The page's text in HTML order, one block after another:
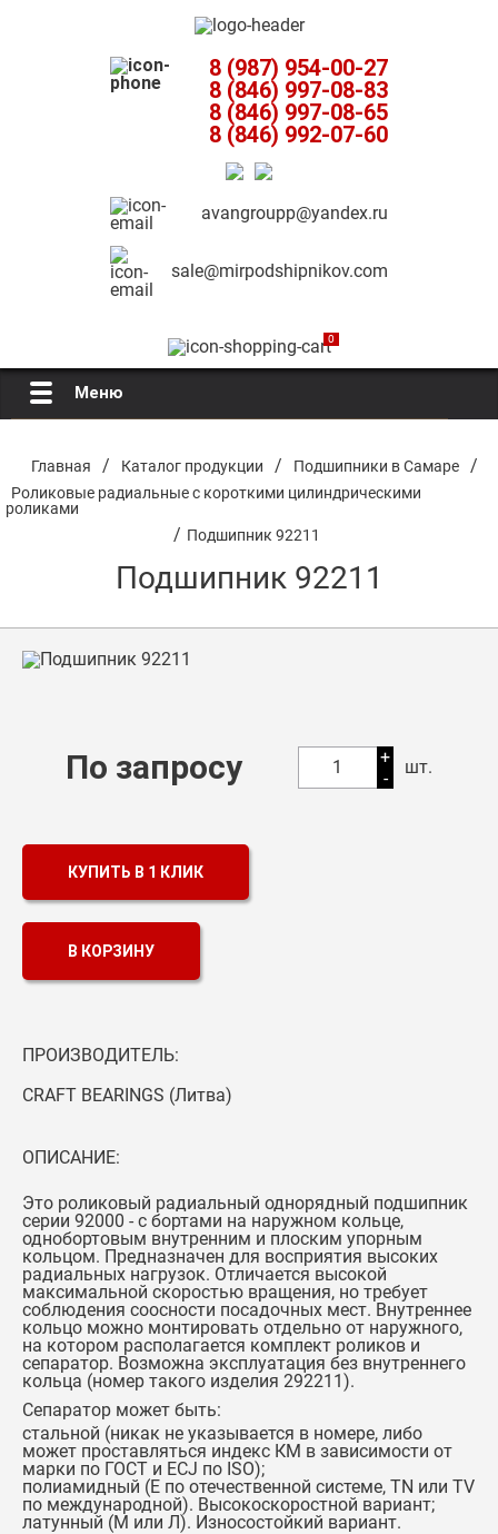
8 (987) 954-00-27
8 (846) 997-08-83
8 (846) 997-08-65
8 (846) 992-07-60
avangroupp@yandex.ru
sale@mirpodshipnikov.com
0
Меню
О компании
Каталог продукции
Подшипники в Самаре
Смазка
Контакты
Главная / Каталог продукции / Подшипники в Самаре /
Роликовые радиальные с короткими цилиндрическими
роликами
/ Подшипник 92211
Подшипник 92211
По запросу 1
+
-
шт.
КУПИТЬ В 1 КЛИК
В КОРЗИНУ
ПРОИЗВОДИТЕЛЬ:
CRAFT BEARINGS (Литва)
ОПИСАНИЕ:
Это роликовый радиальный однорядный подшипник
серии 92000 - с бортами на наружном кольце,
однобортовым внутренним и плоским упорным
кольцом. Предназначен для восприятия высоких
радиальных нагрузок. Отличается высокой
максимальной скоростью вращения, но требует
соблюдения соосности посадочных мест. Внутреннее
кольцо можно монтировать отдельно от наружного,
на котором располагается комплект роликов и
сепаратор. Возможна эксплуатация без внутреннего
кольца (номер такого изделия 292211).
Сепаратор может быть:
стальной (никак не указывается в номере, либо
может проставляться индекс КМ в зависимости от
марки по ГОСТ и ECJ по ISO);
полиамидный (Е по отечественной системе, TN или TV
по международной). Высокоскоростной вариант;
латунный (M или Л). Износостойкий вариант.